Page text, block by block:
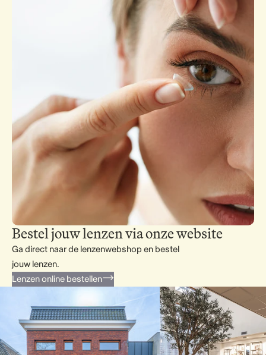
Bestel jouw lenzen via onze website
Ga direct naar de lenzenwebshop en bestel
jouw lenzen.
Lenzen online bestellen